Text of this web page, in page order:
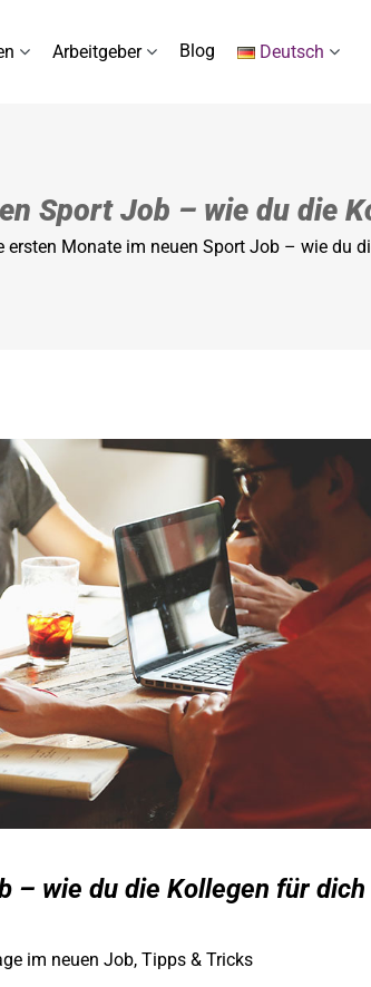
Arbeitgeber Blog Deutsch
Sport Job – wie du die
ersten Monate im neuen Sport Job – wie du
– wie du die Kollegen für dich
im neuen Job, Tipps & Tricks